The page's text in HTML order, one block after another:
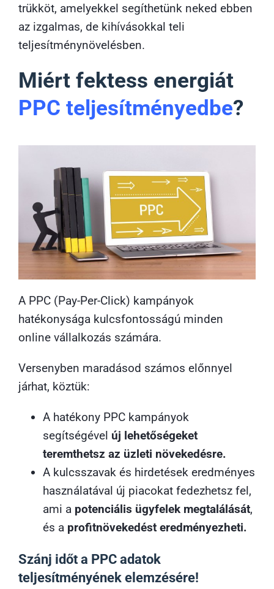
trükköt, amelyekkel segíthetünk neked ebben
az izgalmas, de kihívásokkal teli
teljesítménynövelésben.
Miért fektess energiát
PPC teljesítményedbe?
A PPC (Pay-Per-Click) kampányok
hatékonysága kulcsfontosságú minden
online vállalkozás számára.
Versenyben maradásod számos előnnyel
járhat, köztük:
A hatékony PPC kampányok
segítségével új lehetőségeket
teremthetsz az üzleti növekedésre.
A kulcsszavak és hirdetések eredményes
használatával új piacokat fedezhetsz fel,
ami a potenciális ügyfelek megtalálását,
és a profitnövekedést eredményezheti.
Szánj időt a PPC adatok
teljesítményének elemzésére!